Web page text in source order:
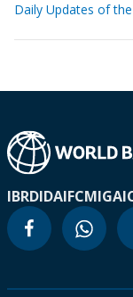
Daily Updates of
IBRDIDAIFCMIGA